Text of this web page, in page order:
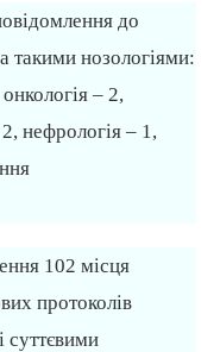
до
такими нозологіями:
– 2,
нефрологія – 1,
102 місця
протоколів
суттєвими